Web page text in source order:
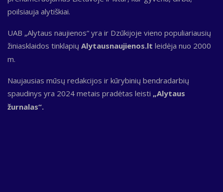
poilsiauja alytiškiai.
UAB „Alytaus naujienos“ yra ir Dzūkijoje vieno populiariausių
žiniasklaidos tinklapių Alytausnaujienos.lt leidėja nuo 2000
m.
Naujausias mūsų redakcijos ir kūrybinių bendradarbių
spaudinys yra 2024 metais pradėtas leisti „Alytaus
žurnalas“.